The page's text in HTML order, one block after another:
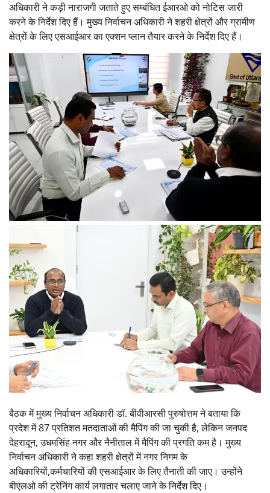
अधिकारी ने कड़़ी नाराजगी जताते हुए सम्बंधित ईआरओ को नोटिस जारी
करने के निर्देश दिए हैं। मुख्य निर्वाचन अधिकारी ने शहरी क्षेत्रों और ग्रामीण
क्षेत्रों के लिए एसआईआर का एक्शन प्लान तैयार करने के निर्देश दिए हैं।
बैठक में मुख्य निर्वाचन अधिकारी डॉ. बीवीआरसी पुरुषोत्तम ने बताया कि
प्रदेश में 87 प्रतिशत मतदाताओं की मैपिंग की जा चुकी है, लेकिन जनपद
देहरादून, उधमसिंह नगर और नैनीताल में मैपिंग की प्रगति कम है। मुख्य
निर्वाचन अधिकारी ने कहा शहरी क्षेत्रों में नगर निगम के
अधिकारियों,कर्मचारियों की एसआईआर के लिए तैनाती की जाए। उन्होंने
बीएलओ की ट्रेनिंग कार्य लगातार चलाए जाने के निर्देश दिए।